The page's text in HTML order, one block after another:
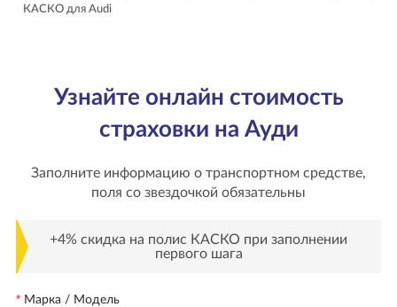
КАСКО для Audi
Узнайте онлайн стоимость
страховки на Ауди
Заполните информацию о транспортном средстве,
поля со звездочкой обязательны
+4% скидка на полис КАСКО при заполнении
первого шага
Марка / Модель